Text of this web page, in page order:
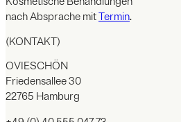
nach Absprache mitTermin.
(KONTAKT)
OVIESCHÖN
Friedensallee 30
22765 Hamburg